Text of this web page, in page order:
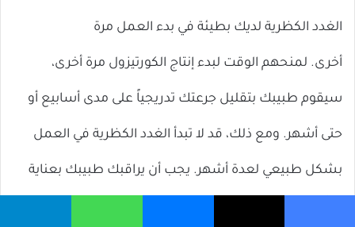
الغدد الكظرية لديك بطيئة في بدء العمل مرة
أخرى. لمنحهم الوقت لبدء إنتاج الكورتيزول مرة أخرى،
سيقوم طبيبك بتقليل جرعتك تدريجياً على مدى أسابيع أو
حتى أشهر. ومع ذلك، قد لا تبدأ الغدد الكظرية في العمل
بشكل طبيعي لعدة أشهر. يجب أن يراقبك طبيبك بعناية